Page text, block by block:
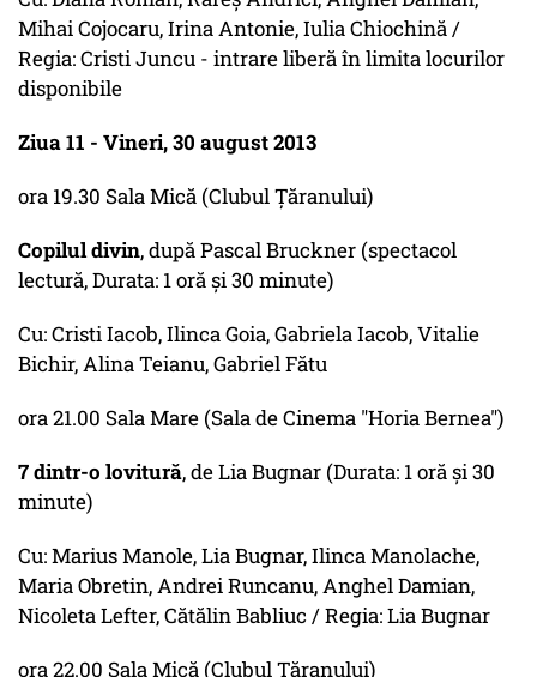
Mihai Cojocaru, Irina Antonie, Iulia Chiochină /
Regia: Cristi Juncu - intrare liberă în limita locurilor
disponibile
Ziua 11 - Vineri, 30 august 2013
ora 19.30 Sala Mică (Clubul Ţăranului)
Copilul divin, după Pascal Bruckner (spectacol
lectură, Durata: 1 oră şi 30 minute)
Cu: Cristi Iacob, Ilinca Goia, Gabriela Iacob, Vitalie
Bichir, Alina Teianu, Gabriel Fătu
ora 21.00 Sala Mare (Sala de Cinema "Horia Bernea")
7 dintr-o lovitură, de Lia Bugnar (Durata: 1 oră şi 30
minute)
Cu: Marius Manole, Lia Bugnar, Ilinca Manolache,
Maria Obretin, Andrei Runcanu, Anghel Damian,
Nicoleta Lefter, Cătălin Babliuc / Regia: Lia Bugnar
ora 22.00 Sala Mică (Clubul Ţăranului)